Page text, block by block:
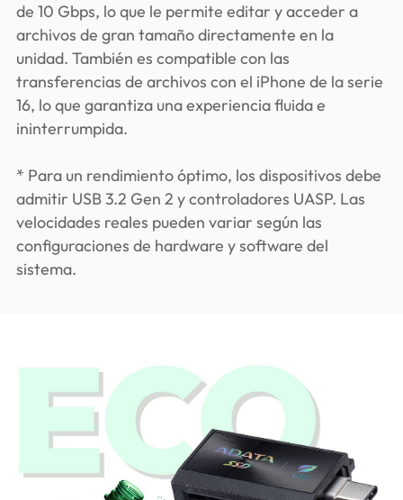
de 10 Gbps, lo que le permite editar y acceder a
archivos de gran tamaño directamente en la
unidad. También es compatible con las
transferencias de archivos con el iPhone de la serie
16, lo que garantiza una experiencia fluida e
ininterrumpida.
* Para un rendimiento óptimo, los dispositivos debe
admitir USB 3.2 Gen 2 y controladores UASP. Las
velocidades reales pueden variar según las
configuraciones de hardware y software del
sistema.